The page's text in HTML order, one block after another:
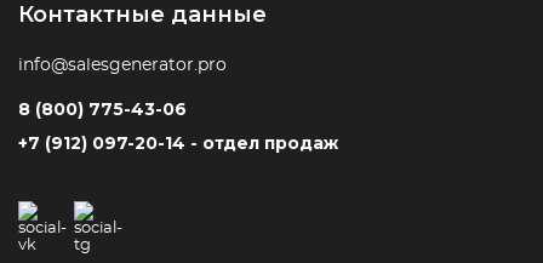
Контактные данные
info@salesgenerator.pro
8 (800) 775-43-06
+7 (912) 097-20-14 - отдел продаж